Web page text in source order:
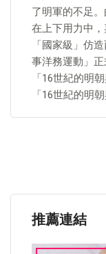
了明軍的不足。
在上下用力中
「國家級」仿
事洋務運動」正
「16世紀的明
「16世紀的明
推薦連結